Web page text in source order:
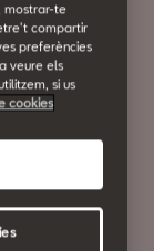
mostrar-te
compartir
preferències
veure els
si us
cookies